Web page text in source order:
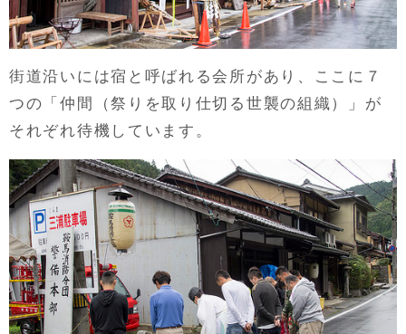
街道沿いには宿と呼ばれる会所があり、ここに７
つの「仲間（祭りを取り仕切る世襲の組織）」が
それぞれ待機しています。